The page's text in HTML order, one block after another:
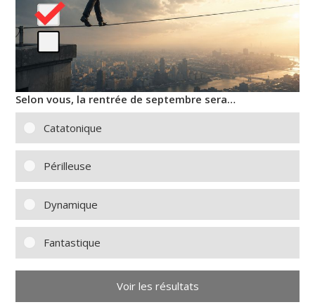
Selon vous, la rentrée de septembre sera…
Catatonique
Périlleuse
Dynamique
Fantastique
Voir les résultats